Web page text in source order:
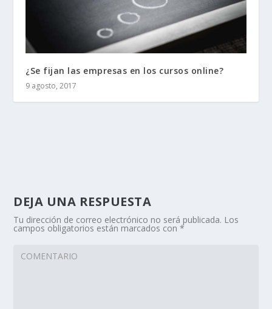
¿Se fijan las empresas en los cursos online?
9 agosto, 2017
DEJA UNA RESPUESTA
Tu dirección de correo electrónico no será publicada. Los
campos obligatorios están marcados con*